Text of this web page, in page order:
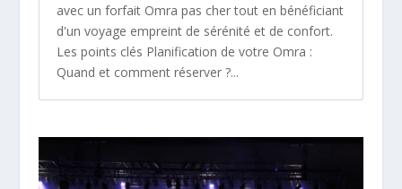
avec un forfait Omra pas cher tout en bénéficiant
d'un voyage empreint de sérénité et de confort.
Les points clés Planification de votre Omra :
Quand et comment réserver ?...